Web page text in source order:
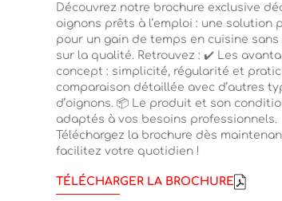
Découvrez notre brochure exclusive
oignons prêts à l’emploi : une solution
pour un gain de temps en cuisine sans
sur la qualité. Retrouvez : ✔️ Les
concept : simplicité, régularité et
comparaison détaillée avec d’autres
d’oignons. 📦 Le produit et son
adaptés à vos besoins professionnels.
Téléchargez la brochure dès
facilitez votre quotidien !
TÉLÉCHARGER LA BROCHURE